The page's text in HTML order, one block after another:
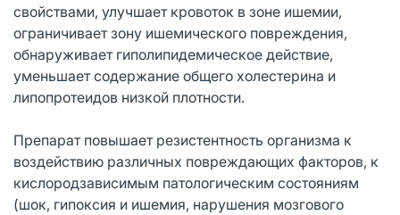
свойствами, улучшает кровоток в зоне ишемии,
ограничивает зону ишемического повреждения,
обнаруживает гиполипидемическое действие,
уменьшает содержание общего холестерина и
липопротеидов низкой плотности.
Препарат повышает резистентность организма к
воздействию различных повреждающих факторов, к
кислородзависимым патологическим состояниям
(шок, гипоксия и ишемия, нарушения мозгового